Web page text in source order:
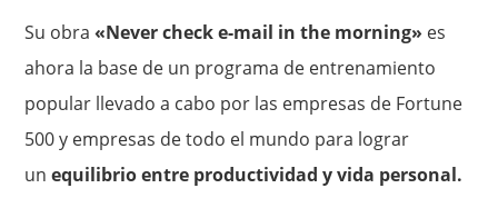
Su obra«Never check e-mail in the morning» es
ahora la base de un programa de entrenamiento
popular llevado a cabo por las empresas de Fortune
500 y empresas de todo el mundo para lograr
unequilibrio entre productividad y vida personal.